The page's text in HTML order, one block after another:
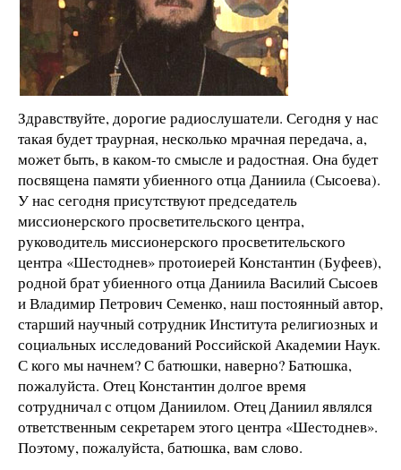
Здравствуйте, дорогие радиослушатели. Сегодня у нас
такая будет траурная, несколько мрачная передача, а,
может быть, в каком-то смысле и радостная. Она будет
посвящена памяти убиенного отца Даниила (Сысоева).
У нас сегодня присутствуют председатель
миссионерского просветительского центра,
руководитель миссионерского просветительского
центра «Шестоднев» протоиерей Константин (Буфеев),
родной брат убиенного отца Даниила Василий Сысоев
и Владимир Петрович Семенко, наш постоянный автор,
старший научный сотрудник Института религиозных и
социальных исследований Российской Академии Наук.
С кого мы начнем? С батюшки, наверно? Батюшка,
пожалуйста. Отец Константин долгое время
сотрудничал с отцом Даниилом. Отец Даниил являлся
ответственным секретарем этого центра «Шестоднев».
Поэтому, пожалуйста, батюшка, вам слово.